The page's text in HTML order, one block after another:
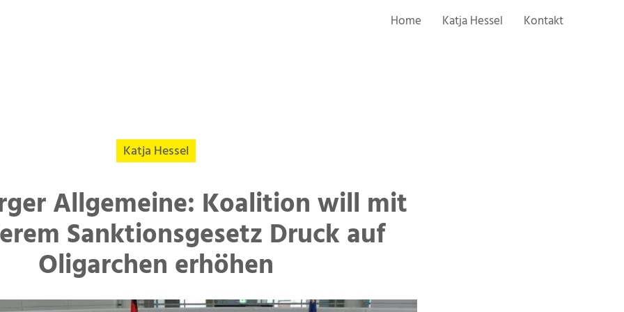
Home Katja Hessel Kontakt
Katja Hessel
Allgemeine: Koalition will mit
Sanktionsgesetz Druck auf
Oligarchen erhöhen